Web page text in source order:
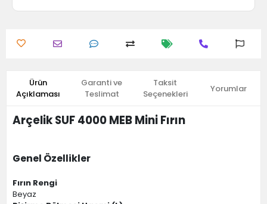
Ürün
Açıklaması
Garanti ve
Teslimat
Taksit
Seçenekleri
Yorumlar
Arçelik SUF 4000 MEB Mini Fırın
Genel Özellikler
Fırın Rengi
Beyaz